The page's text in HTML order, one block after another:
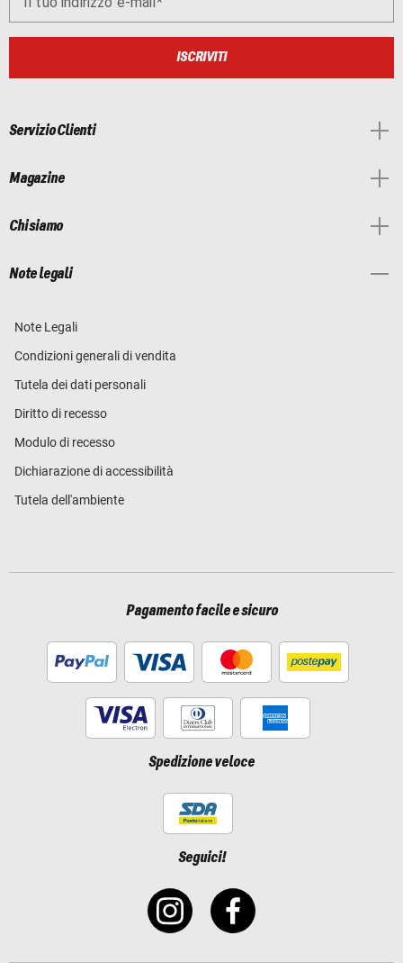
ISCRIVITI
Servizio Clienti
Magazine
Chi siamo
Note legali
Note Legali
Condizioni generali di vendita
Tutela dei dati personali
Diritto di recesso
Modulo di recesso
Dichiarazione di accessibilità
Tutela dell'ambiente
Pagamento facile e sicuro
Spedizione veloce
Seguici!